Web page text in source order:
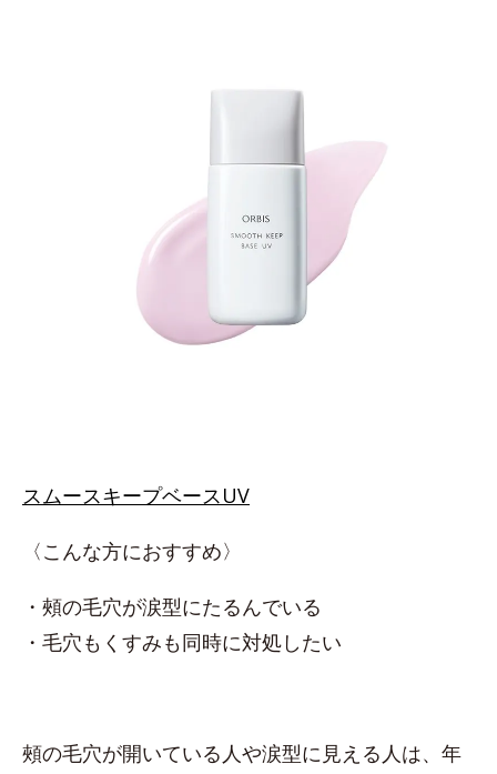
スムースキープベースUV
〈こんな方におすすめ〉
・頰の毛穴が涙型にたるんでいる
・毛穴もくすみも同時に対処したい
頰の毛穴が開いている人や涙型に見える人は、年